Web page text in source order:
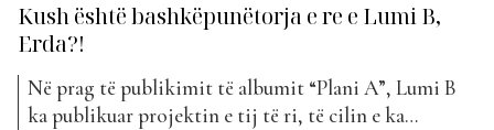
Kush është bashkëpunëtorja e re e Lumi B,
Erda?!
Në prag të publikimit të albumit “Plani A”, Lumi B
ka publikuar projektin e tij të ri, të cilin e ka